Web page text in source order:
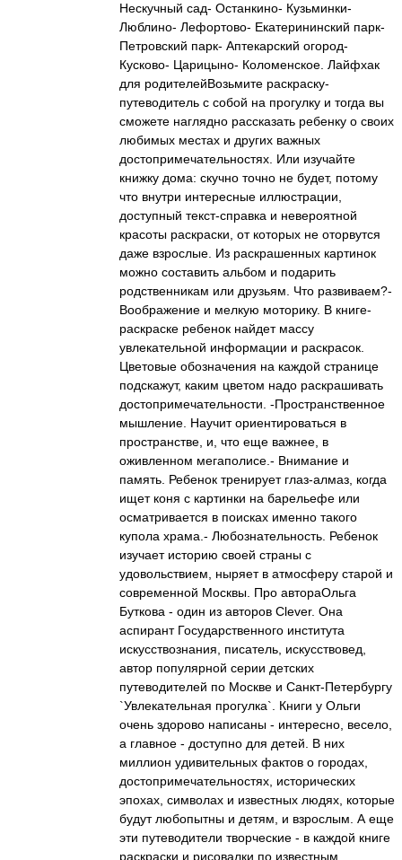
Нескучный сад- Останкино- Кузьминки-
Люблино- Лефортово- Екатерининский парк-
Петровский парк- Аптекарский огород-
Кусково- Царицыно- Коломенское. Лайфхак
для родителейВозьмите раскраску-
путеводитель с собой на прогулку и тогда вы
сможете наглядно рассказать ребенку о своих
любимых местах и других важных
достопримечательностях. Или изучайте
книжку дома: скучно точно не будет, потому
что внутри интересные иллюстрации,
доступный текст-справка и невероятной
красоты раскраски, от которых не оторвутся
даже взрослые. Из раскрашенных картинок
можно составить альбом и подарить
родственникам или друзьям. Что развиваем?-
Воображение и мелкую моторику. В книге-
раскраске ребенок найдет массу
увлекательной информации и раскрасок.
Цветовые обозначения на каждой странице
подскажут, каким цветом надо раскрашивать
достопримечательности. -Пространственное
мышление. Научит ориентироваться в
пространстве, и, что еще важнее, в
оживленном мегаполисе.- Внимание и
память. Ребенок тренирует глаз-алмаз, когда
ищет коня с картинки на барельефе или
осматривается в поисках именно такого
купола храма.- Любознательность. Ребенок
изучает историю своей страны с
удовольствием, ныряет в атмосферу старой и
современной Москвы. Про автораОльга
Буткова - один из авторов Clever. Она
аспирант Государственного института
искусствознания, писатель, искусствовед,
автор популярной серии детских
путеводителей по Москве и Санкт-Петербургу
`Увлекательная прогулка`. Книги у Ольги
очень здорово написаны - интересно, весело,
а главное - доступно для детей. В них
миллион удивительных фактов о городах,
достопримечательностях, исторических
эпохах, символах и известных людях, которые
будут любопытны и детям, и взрослым. А еще
эти путеводители творческие - в каждой книге
раскраски и рисовалки по известным